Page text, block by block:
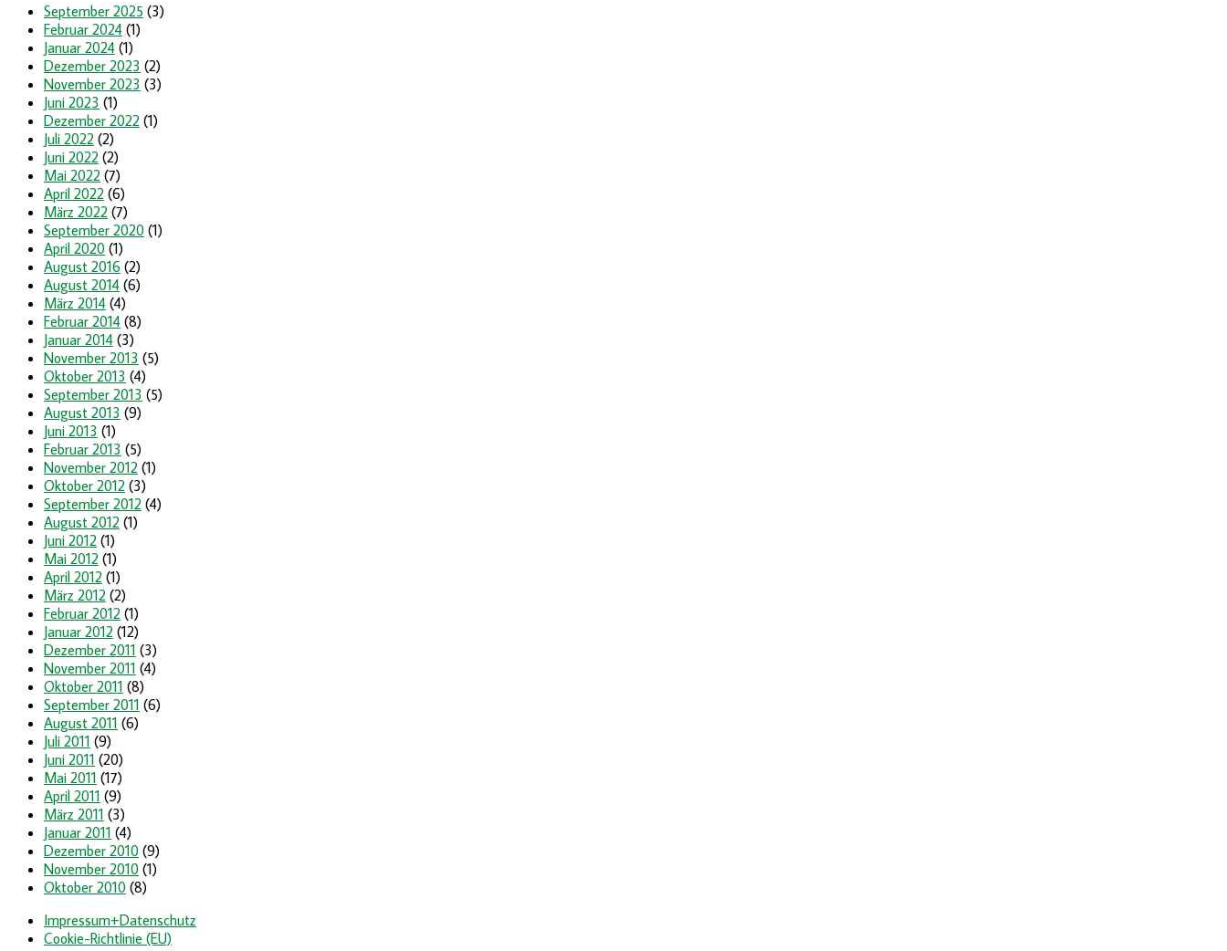
September 2025 (3)
Februar 2024 (1)
Januar 2024 (1)
Dezember 2023 (2)
November 2023 (3)
Juni 2023 (1)
Dezember 2022 (1)
Juli 2022 (2)
Juni 2022 (2)
Mai 2022 (7)
April 2022 (6)
März 2022 (7)
September 2020 (1)
April 2020 (1)
August 2016 (2)
August 2014 (6)
März 2014 (4)
Februar 2014 (8)
Januar 2014 (3)
November 2013 (5)
Oktober 2013 (4)
September 2013 (5)
August 2013 (9)
Juni 2013 (1)
Februar 2013 (5)
November 2012 (1)
Oktober 2012 (3)
September 2012 (4)
August 2012 (1)
Juni 2012 (1)
Mai 2012 (1)
April 2012 (1)
März 2012 (2)
Februar 2012 (1)
Januar 2012 (12)
Dezember 2011 (3)
November 2011 (4)
Oktober 2011 (8)
September 2011 (6)
August 2011 (6)
Juli 2011 (9)
Juni 2011 (20)
Mai 2011 (17)
April 2011 (9)
März 2011 (3)
Januar 2011 (4)
Dezember 2010 (9)
November 2010 (1)
Oktober 2010 (8)
Impressum+Datenschutz
Cookie-Richtlinie (EU)